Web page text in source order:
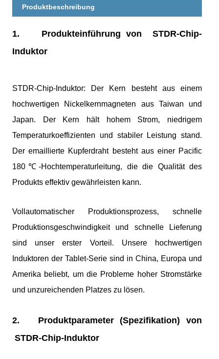
Produktbeschreibung
1.
Produkteinführung von STDR-Chip-
Induktor
STDR-Chip-Induktor: Der Kern besteht aus einem
hochwertigen Nickelkernmagneten aus Taiwan und
Japan. Der Kern hält hohem Strom, niedrigem
Temperaturkoeffizienten und stabiler Leistung stand.
Der emaillierte Kupferdraht besteht aus einer Pacific
180℃-Hochtemperaturleitung, die die Qualität des
Produkts effektiv gewährleisten kann.
Vollautomatischer Produktionsprozess, schnelle
Produktionsgeschwindigkeit und schnelle Lieferung
sind unser erster Vorteil. Unsere hochwertigen
Induktoren der Tablet-Serie sind in China, Europa und
Amerika beliebt, um die Probleme hoher Stromstärke
und unzureichenden Platzes zu lösen.
2.
Produktparameter (Spezifikation) von
STDR-Chip-Induktor